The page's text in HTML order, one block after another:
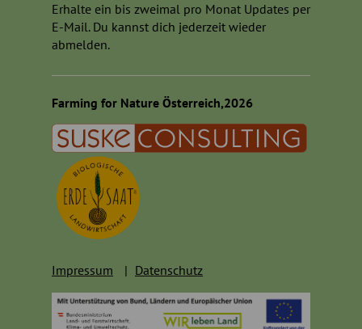
Erhalte ein bis zweimal pro Monat Updates per
E-Mail. Du kannst dich jederzeit wieder
abmelden.
Farming for Nature Österreich,2026
Impressum Datenschutz